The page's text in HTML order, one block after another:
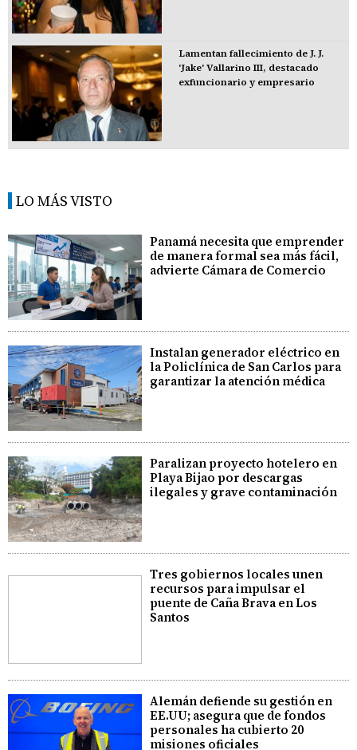
Lamentan fallecimiento de J. J.
'Jake' Vallarino III, destacado
exfuncionario y empresario
LO MÁS VISTO
Panamá necesita que emprender
de manera formal sea más fácil,
advierte Cámara de Comercio
Instalan generador eléctrico en
la Policlínica de San Carlos para
garantizar la atención médica
Paralizan proyecto hotelero en
Playa Bijao por descargas
ilegales y grave contaminación
Tres gobiernos locales unen
recursos para impulsar el
puente de Caña Brava en Los
Santos
Alemán defiende su gestión en
EE.UU; asegura que de fondos
personales ha cubierto 20
misiones oficiales